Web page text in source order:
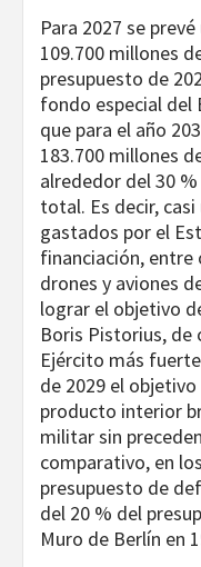
Para 2027 se
109.700 millones
presupuesto de
fondo especial del
que para el año
183.700 millones
alrededor del 30
total. Es decir,
gastados por el
financiación, entre
drones y aviones
lograr el objetivo
Boris Pistorius, de
Ejército más
de 2029 el
producto interior
militar sin
comparativo, en
presupuesto de
del 20 % del
Muro de Berlín en